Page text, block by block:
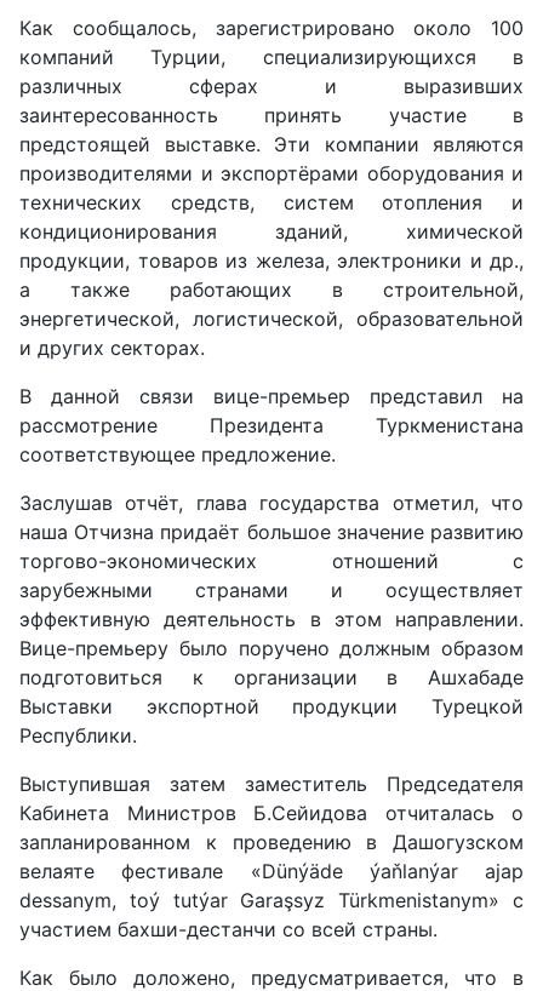
Как сообщалось, зарегистрировано около 100
компаний Турции, специализирующихся в
различных сферах и выразивших
заинтересованность принять участие в
предстоящей выставке. Эти компании являются
производителями и экспортёрами оборудования и
технических средств, систем отопления и
кондиционирования зданий, химической
продукции, товаров из железа, электроники и др.,
а также работающих в строительной,
энергетической, логистической, образовательной
и других секторах.
В данной связи вице-премьер представил на
рассмотрение Президента Туркменистана
соответствующее предложение.
Заслушав отчёт, глава государства отметил, что
наша Отчизна придаёт большое значение развитию
торгово-экономических отношений с
зарубежными странами и осуществляет
эффективную деятельность в этом направлении.
Вице-премьеру было поручено должным образом
подготовиться к организации в Ашхабаде
Выставки экспортной продукции Турецкой
Республики.
Выступившая затем заместитель Председателя
Кабинета Министров Б.Сейидова отчиталась о
запланированном к проведению в Дашогузском
велаяте фестивале «Dünýäde ýaňlanýar ajap
dessanym, toý tutýar Garaşsyz Türkmenistanym» с
участием бахши-дестанчи со всей страны.
Как было доложено, предусмат­ривается, что в